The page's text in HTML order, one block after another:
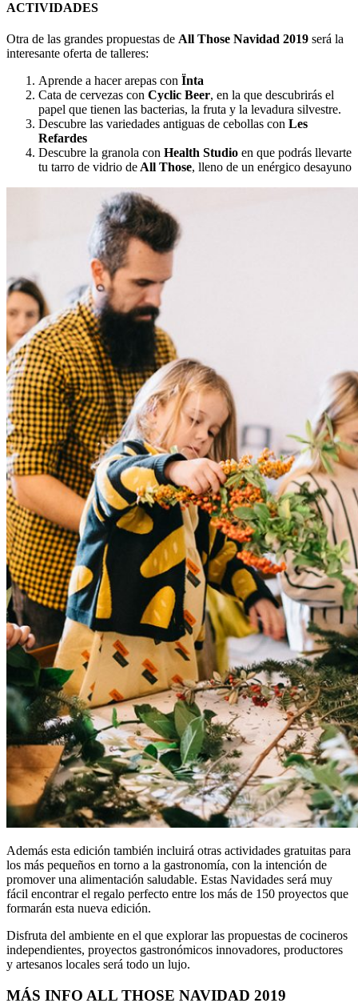
ACTIVIDADES
Otra de las grandes propuestas de All Those Navidad 2019 será la
interesante oferta de talleres:
Aprende a hacer arepas con Ïnta
Cata de cervezas con Cyclic Beer, en la que descubrirás el
papel que tienen las bacterias, la fruta y la levadura silvestre.
Descubre las variedades antiguas de cebollas con Les
Refardes
Descubre la granola con Health Studio en que podrás llevarte
tu tarro de vidrio de All Those, lleno de un enérgico desayuno
Además esta edición también incluirá otras actividades gratuitas para
los más pequeños en torno a la gastronomía, con la intención de
promover una alimentación saludable. Estas Navidades será muy
fácil encontrar el regalo perfecto entre los más de 150 proyectos que
formarán esta nueva edición.
Disfruta del ambiente en el que explorar las propuestas de cocineros
independientes, proyectos gastronómicos innovadores, productores
y artesanos locales será todo un lujo.
MÁS INFO ALL THOSE NAVIDAD 2019